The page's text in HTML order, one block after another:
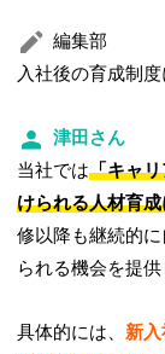
編集部
入社後の育成制
津田さん
当社では「キャ
けられる人材育
修以降も継続的
られる機会を提供
具体的には、新入